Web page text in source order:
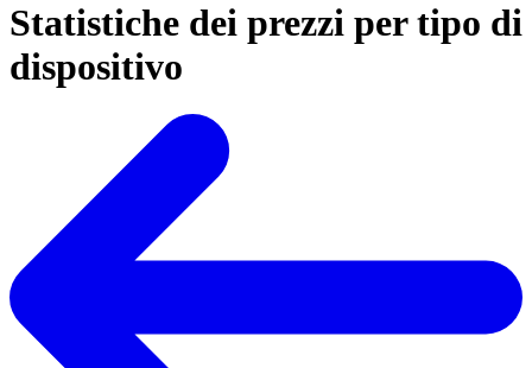
Statistiche dei prezzi per tipo di
dispositivo